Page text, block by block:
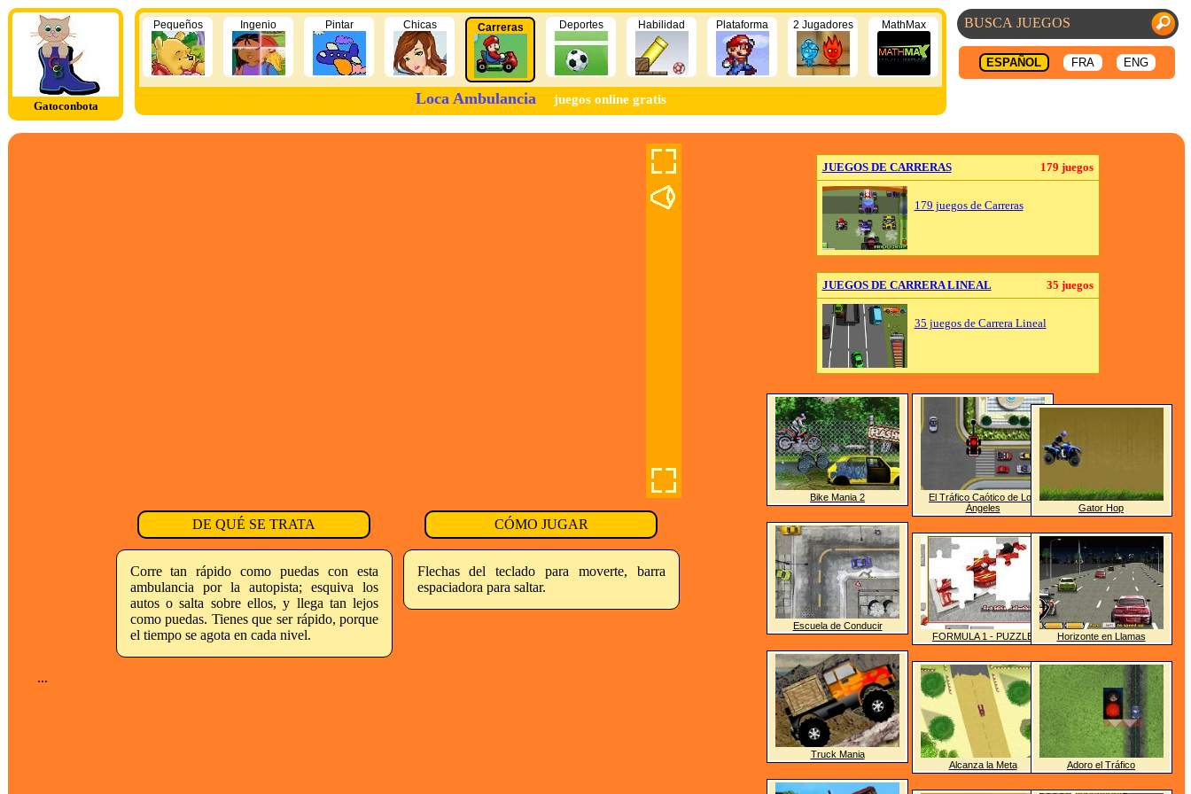
Gatoconbota
ESPAÑOL FRA ENG
Pequeños Ingenio Pintar Chicas Carreras Deportes Habilidad Plataforma 2 Jugadores MathMax
Loca Ambulancia juegos online gratis
DE QUÉ SE TRATA CÓMO JUGAR
Corre tan rápido como puedas con esta
ambulancia por la autopista; esquiva los
autos o salta sobre ellos, y llega tan lejos
como puedas. Tienes que ser rápido, porque
el tiempo se agota en cada nivel.
Flechas del teclado para moverte, barra
espaciadora para saltar.
...
JUEGOS DE CARRERAS 179 juegos
179 juegos de Carreras
JUEGOS DE CARRERA LINEAL 35 juegos
35 juegos de Carrera Lineal
Bike Mania 2
Escuela de Conducir
Truck Mania
El Tráfico Caótico de Los
Ángeles
FORMULA 1 - PUZZLE
Alcanza la Meta
Gator Hop
Horizonte en Llamas
Adoro el Tráfico